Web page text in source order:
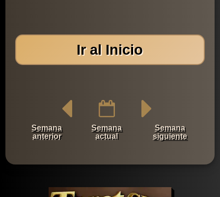
Ir al Inicio
Semana
anterior
Semana
actual
Semana
siguiente